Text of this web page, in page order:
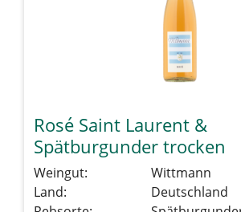
Rosé Saint Laurent &
Spätburgunder trocken
Weingut:
Wittmann
Land:
Deutschland